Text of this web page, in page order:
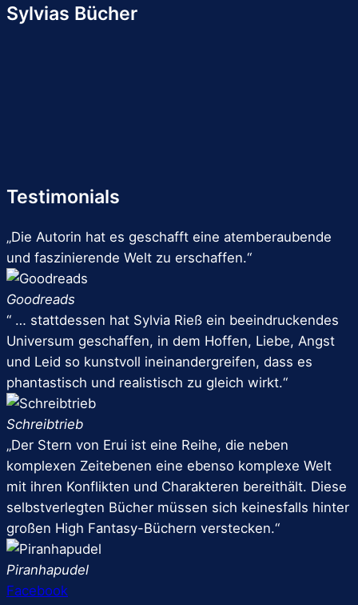
Sylvias Bücher
Testimonials
„Die Autorin hat es geschafft eine atemberaubende
und faszinierende Welt zu erschaffen.“
Goodreads
“ … stattdessen hat Sylvia Rieß ein beeindruckendes
Universum geschaffen, in dem Hoffen, Liebe, Angst
und Leid so kunstvoll ineinandergreifen, dass es
phantastisch und realistisch zu gleich wirkt.“
Schreibtrieb
„Der Stern von Erui ist eine Reihe, die neben
komplexen Zeitebenen eine ebenso komplexe Welt
mit ihren Konflikten und Charakteren bereithält. Diese
selbstverlegten Bücher müssen sich keinesfalls hinter
großen High Fantasy-Büchern verstecken.“
Piranhapudel
Facebook